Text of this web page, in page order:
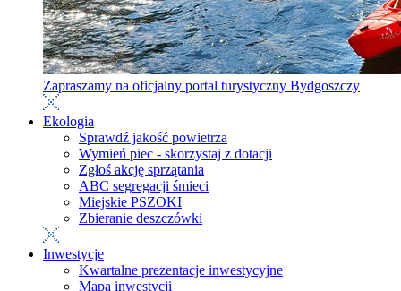
Zapraszamy na oficjalny portal turystyczny Bydgoszczy
Ekologia
Sprawdź jakość powietrza
Wymień piec - skorzystaj z dotacji
Zgłoś akcję sprzątania
ABC segregacji śmieci
Miejskie PSZOKI
Zbieranie deszczówki
Inwestycje
Kwartalne prezentacje inwestycyjne
Mapa inwestycji